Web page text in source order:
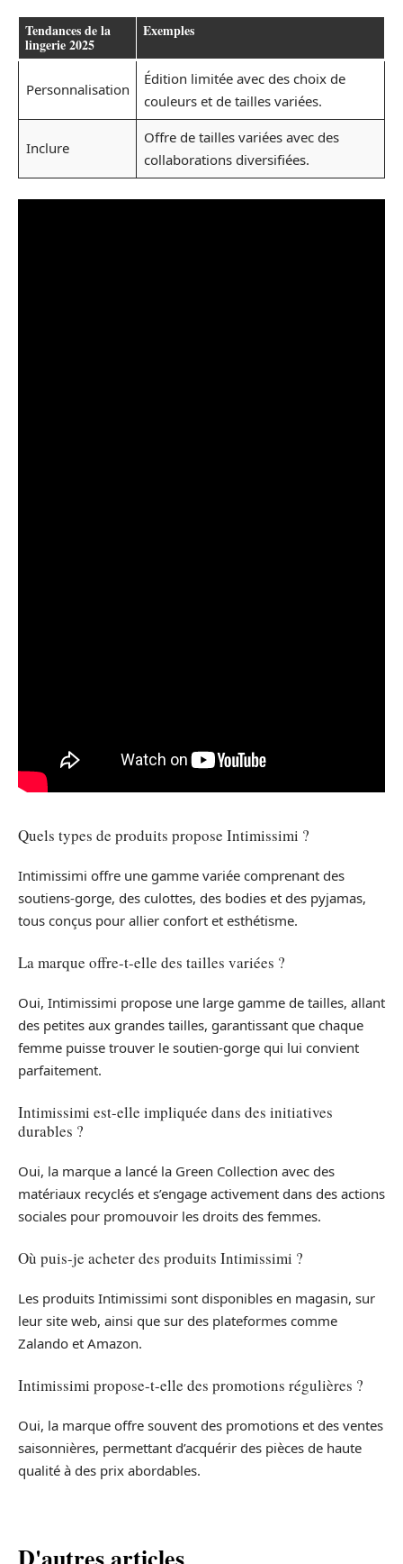
Tendances de la
lingerie 2025
Exemples
Personnalisation
Édition limitée avec des choix de
couleurs et de tailles variées.
Inclure
Offre de tailles variées avec des
collaborations diversifiées.
Quels types de produits propose Intimissimi ?
Intimissimi offre une gamme variée comprenant des
soutiens-gorge, des culottes, des bodies et des pyjamas,
tous conçus pour allier confort et esthétisme.
La marque offre-t-elle des tailles variées ?
Oui, Intimissimi propose une large gamme de tailles, allant
des petites aux grandes tailles, garantissant que chaque
femme puisse trouver le soutien-gorge qui lui convient
parfaitement.
Intimissimi est-elle impliquée dans des initiatives
durables ?
Oui, la marque a lancé la Green Collection avec des
matériaux recyclés et s’engage activement dans des actions
sociales pour promouvoir les droits des femmes.
Où puis-je acheter des produits Intimissimi ?
Les produits Intimissimi sont disponibles en magasin, sur
leur site web, ainsi que sur des plateformes comme
Zalando et Amazon.
Intimissimi propose-t-elle des promotions régulières ?
Oui, la marque offre souvent des promotions et des ventes
saisonnières, permettant d’acquérir des pièces de haute
qualité à des prix abordables.